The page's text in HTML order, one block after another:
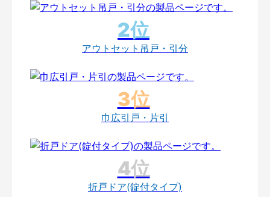
アウトセット吊戸・引分
巾広引戸・片引
折戸ドア(錠付タイプ)